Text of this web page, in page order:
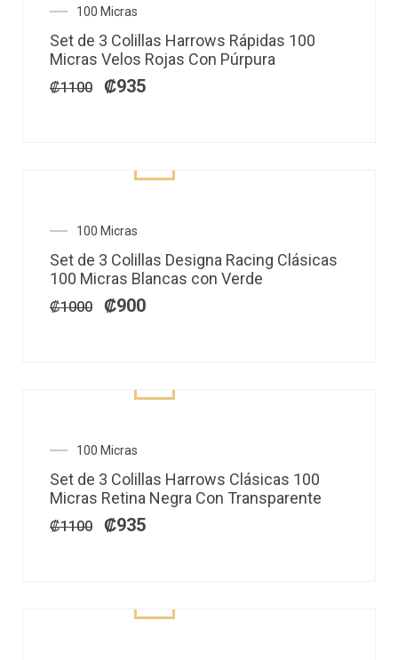
100 Micras
Set de 3 Colillas Harrows Rápidas 100
Micras Velos Rojas Con Púrpura
₡1100
El
precio
original
era:
₡1100.
₡935
precio
actual
es:
₡935.
100 Micras
Set de 3 Colillas Designa Racing Clásicas
100 Micras Blancas con Verde
₡1000
El
precio
original
era:
₡1000.
₡900
precio
actual
es:
₡900.
100 Micras
Set de 3 Colillas Harrows Clásicas 100
Micras Retina Negra Con Transparente
₡1100
El
precio
original
era:
₡1100.
₡935
precio
actual
es:
₡935.